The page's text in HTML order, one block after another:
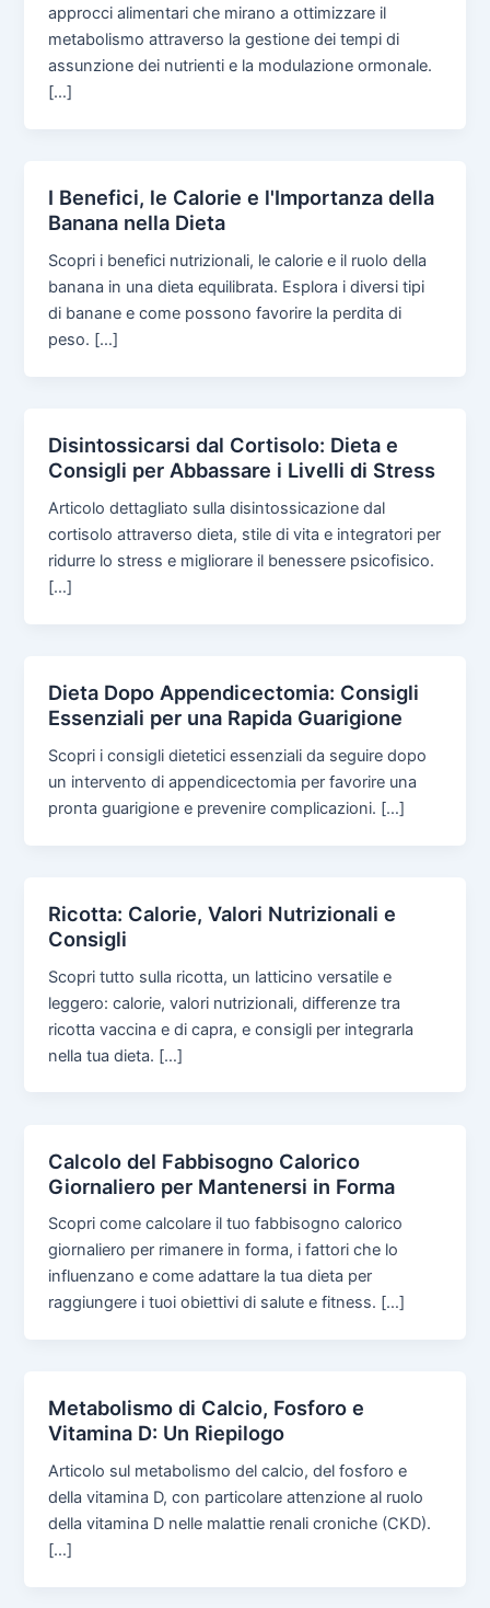
approcci alimentari che mirano a ottimizzare il
metabolismo attraverso la gestione dei tempi di
assunzione dei nutrienti e la modulazione ormonale.
[…]
I Benefici, le Calorie e l'Importanza della
Banana nella Dieta
Scopri i benefici nutrizionali, le calorie e il ruolo della
banana in una dieta equilibrata. Esplora i diversi tipi
di banane e come possono favorire la perdita di
peso. […]
Disintossicarsi dal Cortisolo: Dieta e
Consigli per Abbassare i Livelli di Stress
Articolo dettagliato sulla disintossicazione dal
cortisolo attraverso dieta, stile di vita e integratori per
ridurre lo stress e migliorare il benessere psicofisico.
[…]
Dieta Dopo Appendicectomia: Consigli
Essenziali per una Rapida Guarigione
Scopri i consigli dietetici essenziali da seguire dopo
un intervento di appendicectomia per favorire una
pronta guarigione e prevenire complicazioni. […]
Ricotta: Calorie, Valori Nutrizionali e
Consigli
Scopri tutto sulla ricotta, un latticino versatile e
leggero: calorie, valori nutrizionali, differenze tra
ricotta vaccina e di capra, e consigli per integrarla
nella tua dieta. […]
Calcolo del Fabbisogno Calorico
Giornaliero per Mantenersi in Forma
Scopri come calcolare il tuo fabbisogno calorico
giornaliero per rimanere in forma, i fattori che lo
influenzano e come adattare la tua dieta per
raggiungere i tuoi obiettivi di salute e fitness. […]
Metabolismo di Calcio, Fosforo e
Vitamina D: Un Riepilogo
Articolo sul metabolismo del calcio, del fosforo e
della vitamina D, con particolare attenzione al ruolo
della vitamina D nelle malattie renali croniche (CKD).
[…]